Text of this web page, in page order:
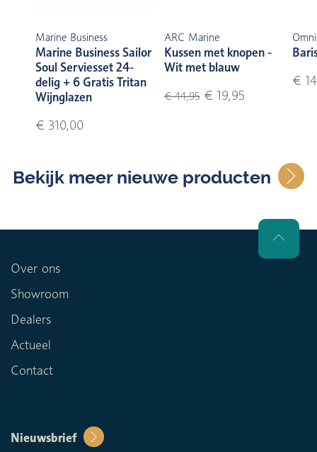
Marine Business
Marine Business Sailor
Soul Serviesset 24-
delig + 6 Gratis Tritan
Wijnglazen
€ 310,00
ARC Marine
Kussen met knopen -
Wit met blauw
€ 44,95€ 19,95
€
Bekijk meer nieuwe producten
Over ons
Showroom
Dealers
Actueel
Contact
Nieuwsbrief